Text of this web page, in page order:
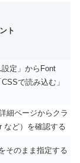
ト
定」からFont
で読み込む」
細ページからクラ
など）を確認する
そのまま指定する